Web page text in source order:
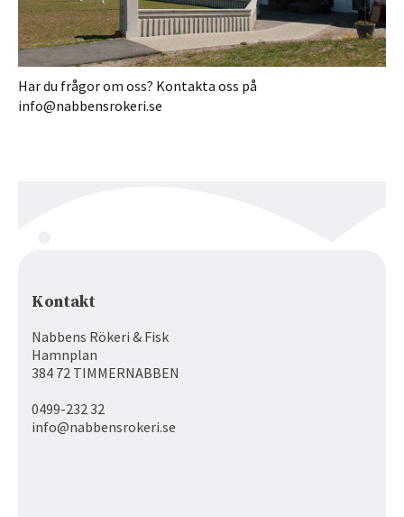
Har du frågor om oss? Kontakta oss på
info@nabbensrokeri.se
Kontakt
Nabbens Rökeri & Fisk
Hamnplan
384 72 TIMMERNABBEN
0499-232 32
info@nabbensrokeri.se